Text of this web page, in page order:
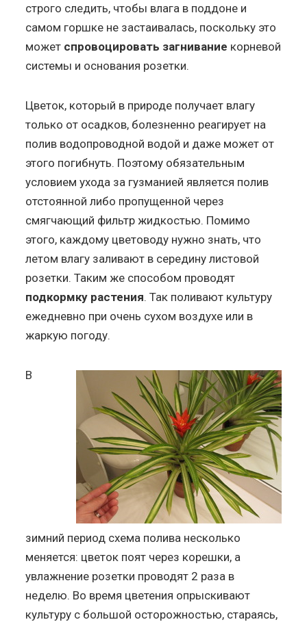
строго следить, чтобы влага в поддоне и
самом горшке не застаивалась, поскольку это
может спровоцировать загнивание корневой
системы и основания розетки.
Цветок, который в природе получает влагу
только от осадков, болезненно реагирует на
полив водопроводной водой и даже может от
этого погибнуть. Поэтому обязательным
условием ухода за гузманией является полив
отстоянной либо пропущенной через
смягчающий фильтр жидкостью. Помимо
этого, каждому цветоводу нужно знать, что
летом влагу заливают в середину листовой
розетки. Таким же способом проводят
подкормку растения. Так поливают культуру
ежедневно при очень сухом воздухе или в
жаркую погоду.
В
зимний период схема полива несколько
меняется: цветок поят через корешки, а
увлажнение розетки проводят 2 раза в
неделю. Во время цветения опрыскивают
культуру с большой осторожностью, стараясь,